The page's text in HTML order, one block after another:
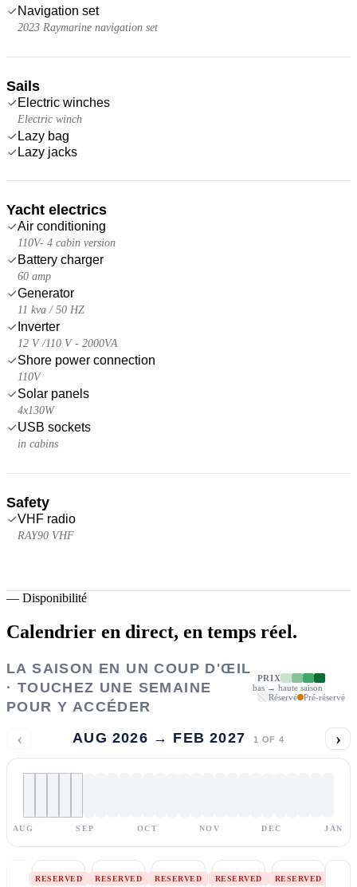
Navigation set
2023 Raymarine navigation set
Sails
Electric winches
Electric winch
Lazy bag
Lazy jacks
Yacht electrics
Air conditioning
110V- 4 cabin version
Battery charger
60 amp
Generator
11 kva / 50 HZ
Inverter
12 V /110 V - 2000VA
Shore power connection
110V
Solar panels
4x130W
USB sockets
in cabins
Safety
VHF radio
RAY90 VHF
— Disponibilité
Calendrier en direct, en temps réel.
LA SAISON EN UN COUP D'ŒIL
· TOUCHEZ UNE SEMAINE
POUR Y ACCÉDER
PRIX
bas → haute saison
Réservé
Pré-réservé
‹ AUG 2026 → FEB 2027 1 OF 4 ›
AUG SEP OCT NOV DEC JAN
RESERVED RESERVED RESERVED RESERVED RESERVED